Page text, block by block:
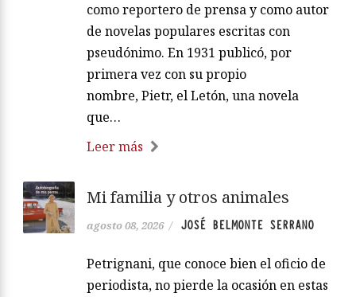
como reportero de prensa y como autor
de novelas populares escritas con
pseudónimo. En 1931 publicó, por
primera vez con su propio
nombre, Pietr, el Letón, una novela
que…
Leer más
Mi familia y otros animales
agosto 08, 2026 / JOSÉ BELMONTE SERRANO
Petrignani, que conoce bien el oficio de
periodista, no pierde la ocasión en estas